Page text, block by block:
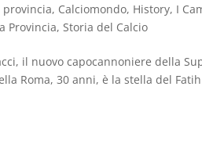
provincia, Calciomondo, History, I
Provincia, Storia del Calcio
il nuovo capocannoniere della
Roma, 30 anni, è la stella del